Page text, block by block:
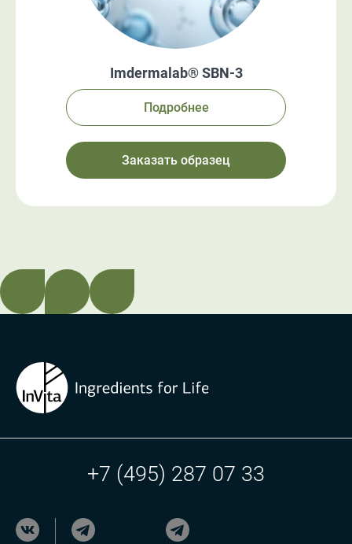
Imdermalab® SBN-3
Подробнее
Заказать образец
+7 (495) 287 07 33